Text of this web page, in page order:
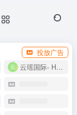
投放广告
云瑶国际- Harlan-15360639224